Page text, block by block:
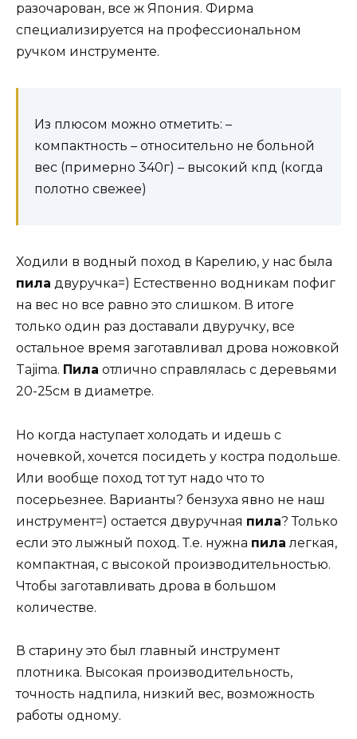
разочарован, все ж Япония. Фирма
специализируется на профессиональном
ручком инструменте.
Из плюсом можно отметить: –
компактность – относительно не больной
вес (примерно 340г) – высокий кпд (когда
полотно свежее)
Ходили в водный поход в Карелию, у нас была
пила двуручка=) Естественно водникам пофиг
на вес но все равно это слишком. В итоге
только один раз доставали двуручку, все
остальное время заготавливал дрова ножовкой
Tajima. Пила отлично справлялась с деревьями
20-25см в диаметре.
Но когда наступает холодать и идешь с
ночевкой, хочется посидеть у костра подольше.
Или вообще поход тот тут надо что то
посерьезнее. Варианты? бензуха явно не наш
инструмент=) остается двуручная пила? Только
если это лыжный поход. Т.е. нужна пила легкая,
компактная, с высокой производительностью.
Чтобы заготавливать дрова в большом
количестве.
В старину это был главный инструмент
плотника. Высокая производительность,
точность надпила, низкий вес, возможность
работы одному.